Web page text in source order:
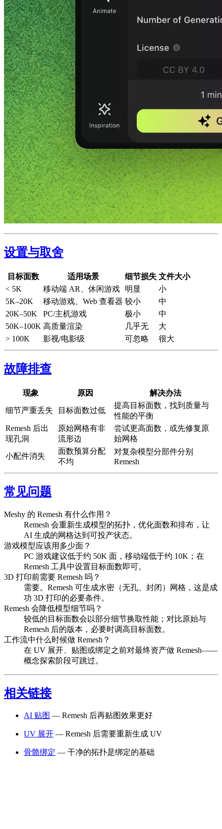
设置与取舍
目标面数 适用场景 细节损失 文件大小
< 5K
移动端 AR、休闲游戏 明显
小
5K–20K
移动游戏、Web 查看器 较小
中
20K–50K
PC/主机游戏 极小
中
50K–100K 高质量渲染 几乎无
大
> 100K
影视/电影级 可忽略 很大
故障排查
现象 原因 解决办法
细节严重丢失 目标面数过低
提高目标面数，找到质量与
性能的平衡
Remesh 后出
现孔洞
原始网格有非
流形边
尝试更高面数，或先修复原
始网格
小配件消失
面数预算分配
不均
对复杂模型分部件分别
Remesh
常见问题
Meshy 的 Remesh 有什么作用？
Remesh 会重新生成模型的拓扑，优化面数和排布，让
AI 生成的网格达到可投产状态。
游戏模型应该用多少面？
PC 游戏建议低于约 50K 面，移动端低于约 10K；在
Remesh 工具中设置目标面数即可。
3D 打印前需要 Remesh 吗？
需要。Remesh 可生成水密（无孔、封闭）网格，这是成
功 3D 打印的必要条件。
Remesh 会降低模型细节吗？
较低的目标面数会以部分细节换取性能；对比原始与
Remesh 后的版本，必要时调高目标面数。
工作流中什么时候做 Remesh？
在 UV 展开、贴图或绑定之前对最终资产做 Remesh——
概念探索阶段可跳过。
相关链接
AI 贴图 — Remesh 后再贴图效果更好
UV 展开 — Remesh 后需要重新生成 UV
骨骼绑定 — 干净的拓扑是绑定的基础